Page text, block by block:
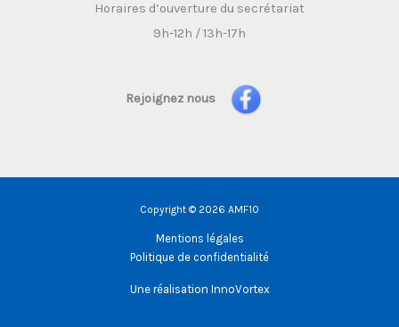
Horaires d’ouverture du secrétariat
9h-12h / 13h-17h
Rejoignez nous
Copyright © 2026 AMF10
Mentions légales
Politique de confidentialité
Une réalisation InnoVortex